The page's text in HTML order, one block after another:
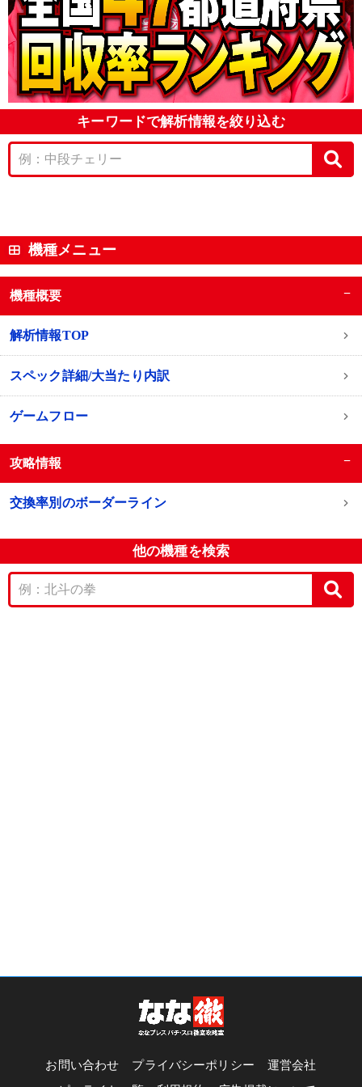
キーワードで解析情報を絞り込む
機種メニュー
機種概要 −
解析情報TOP
スペック詳細/大当たり内訳
ゲームフロー
攻略情報 −
交換率別のボーダーライン
他の機種を検索
お問い合わせ プライバシーポリシー
運営会社